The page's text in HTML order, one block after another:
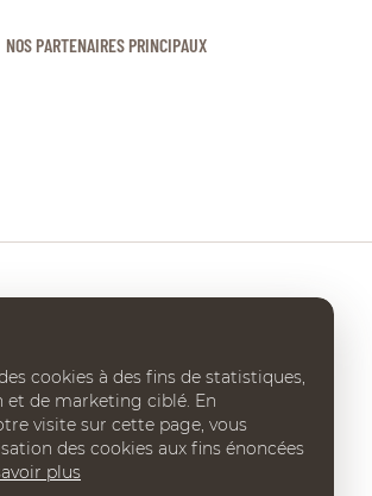
NOS PARTENAIRES PRINCIPAUX
CHI DE GENÈVE
Place Edouard-Claparède 7
cookies à des fins de statistiques,
et de marketing ciblé. En
visite sur cette page, vous
des cookies aux fins énoncées
plus